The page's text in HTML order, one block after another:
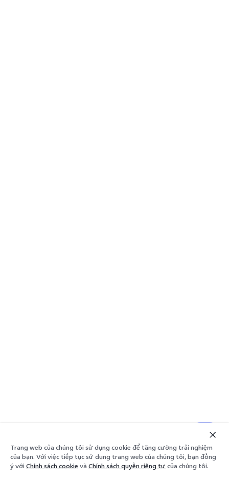
Trang web của chúng tôi sử dụng cookie để tăng cường trải nghiệm
của bạn. Với việc tiếp tục sử dụng trang web của chúng tôi, bạn đồng
ý với Chính sách cookievà Chính sách quyền riêng tưcủa chúng tôi.